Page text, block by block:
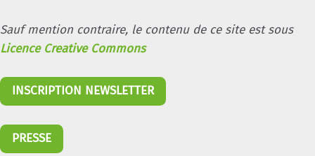
Sauf mention contraire, le contenu de ce site est sous
Licence Creative Commons
INSCRIPTION NEWSLETTER
PRESSE